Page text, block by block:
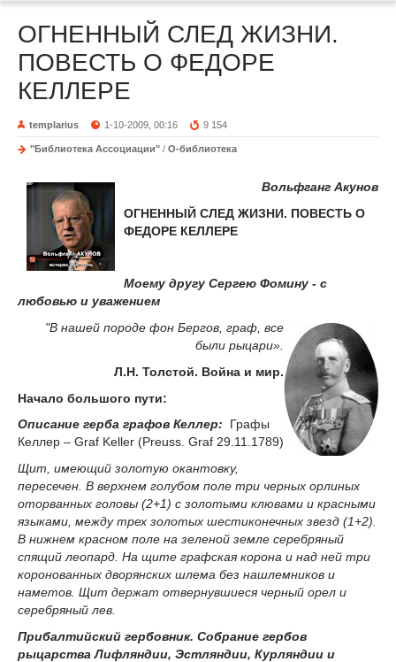
ОГНЕННЫЙ СЛЕД ЖИЗНИ.
ПОВЕСТЬ О ФЕДОРЕ
КЕЛЛЕРЕ
templarius 1-10-2009, 00:16 9 154
"Библиотека Ассоциации" / О-библиотека
Вольфганг Акунов
ОГНЕННЫЙ СЛЕД ЖИЗНИ. ПОВЕСТЬ О
ФЕДОРЕ КЕЛЛЕРЕ
Моему другу Сергею Фомину - с
любовью и уважением
"В нашей породе фон Бергов, граф, все
были рыцари».
Л.Н. Толстой. Война и мир.
Начало большого пути:
Описание герба графов Келлер:
Графы
Келлер – Graf Keller (Preuss. Graf 29.11.1789)
Щит, имеющий золотую окантовку,
пересечен. В верхнем голубом поле три черных орлиных
оторванных головы (2+1) с золотыми клювами и красными
языками, между трех золотых шестиконечных звезд (1+2).
В нижнем красном поле на зеленой земле серебряный
спящий леопард. На щите графская корона и над ней три
коронованных дворянских шлема без нашлемников и
наметов. Щит держат отвернувшиеся черный орел и
серебряный лев.
Прибалтийский гербовник. Собрание гербов
рыцарства Лифляндии, Эстляндии, Курляндии и